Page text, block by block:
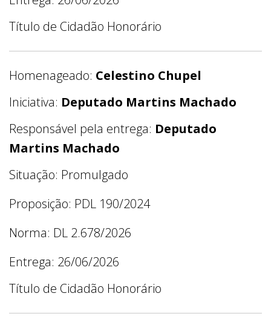
Título de Cidadão Honorário
Homenageado: Celestino Chupel
Iniciativa: Deputado Martins Machado
Responsável pela entrega: Deputado
Martins Machado
Situação: Promulgado
Proposição: PDL 190/2024
Norma: DL 2.678/2026
Entrega: 26/06/2026
Título de Cidadão Honorário